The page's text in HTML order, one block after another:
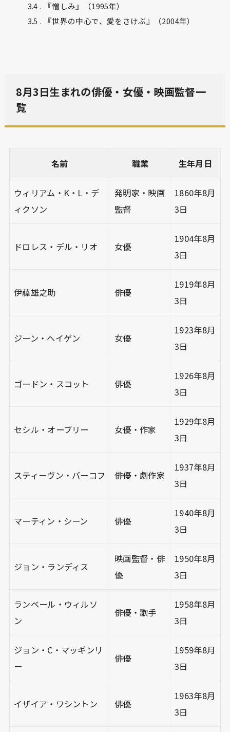
3.4
『憎しみ』（1995年）
3.5
『世界の中心で、愛をさけぶ』（2004年）
8月3日生まれの俳優・女優・映画監督一
覧
名前 職業 生年月日
ウィリアム・K・L・デ
ィクソン
発明家・映画
監督
1860年8月
3日
ドロレス・デル・リオ 女優
1904年8月
3日
伊藤雄之助 俳優
1919年8月
3日
ジーン・ヘイゲン 女優
1923年8月
3日
ゴードン・スコット 俳優
1926年8月
3日
セシル・オーブリー 女優・作家
1929年8月
3日
スティーヴン・バーコフ 俳優・劇作家
1937年8月
3日
マーティン・シーン 俳優
1940年8月
3日
ジョン・ランディス
映画監督・俳
優
1950年8月
3日
ランベール・ウィルソ
ン
俳優・歌手
1958年8月
3日
ジョン・C・マッギンリ
ー
俳優
1959年8月
3日
イザイア・ワシントン 俳優
1963年8月
3日